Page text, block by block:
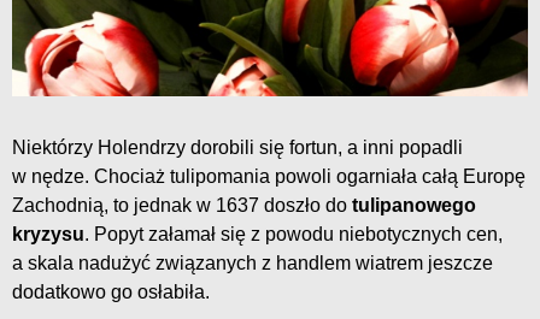
Niektórzy Holendrzy dorobili się fortun, a inni popadli
w nędze. Chociaż tulipomania powoli ogarniała całą Europę
Zachodnią, to jednak w 1637 doszło do tulipanowego
kryzysu. Popyt załamał się z powodu niebotycznych cen,
a skala nadużyć związanych z handlem wiatrem jeszcze
dodatkowo go osłabiła.